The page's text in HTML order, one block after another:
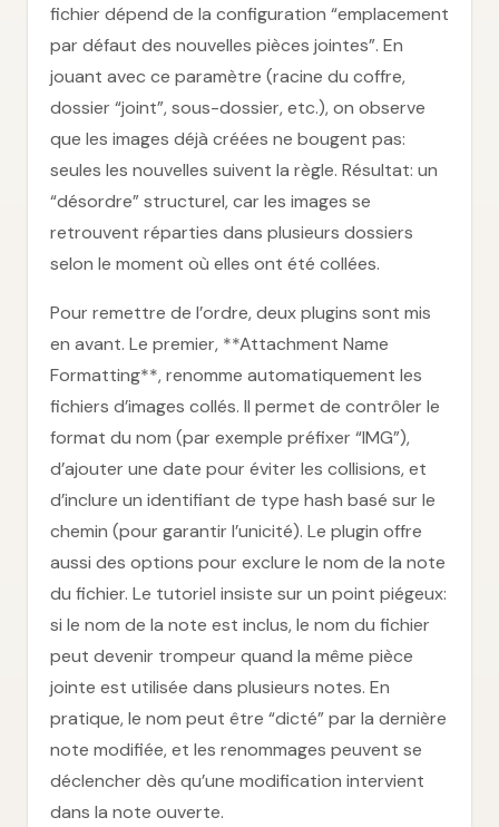
fichier dépend de la configuration “emplacement
par défaut des nouvelles pièces jointes”. En
jouant avec ce paramètre (racine du coffre,
dossier “joint”, sous-dossier, etc.), on observe
que les images déjà créées ne bougent pas:
seules les nouvelles suivent la règle. Résultat: un
“désordre” structurel, car les images se
retrouvent réparties dans plusieurs dossiers
selon le moment où elles ont été collées.
Pour remettre de l’ordre, deux plugins sont mis
en avant. Le premier, **Attachment Name
Formatting**, renomme automatiquement les
fichiers d’images collés. Il permet de contrôler le
format du nom (par exemple préfixer “IMG”),
d’ajouter une date pour éviter les collisions, et
d’inclure un identifiant de type hash basé sur le
chemin (pour garantir l’unicité). Le plugin offre
aussi des options pour exclure le nom de la note
du fichier. Le tutoriel insiste sur un point piégeux:
si le nom de la note est inclus, le nom du fichier
peut devenir trompeur quand la même pièce
jointe est utilisée dans plusieurs notes. En
pratique, le nom peut être “dicté” par la dernière
note modifiée, et les renommages peuvent se
déclencher dès qu’une modification intervient
dans la note ouverte.